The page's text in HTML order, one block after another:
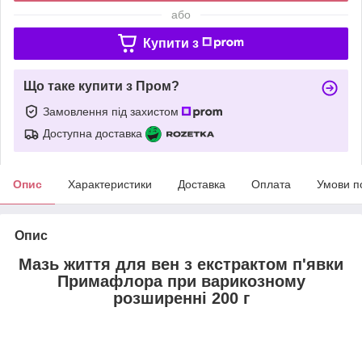
або
Купити з
Що таке купити з Пром?
Замовлення під захистом
Доступна доставка
Опис Характеристики Доставка Оплата Умови
Опис
Мазь життя для вен з екстрактом п'явки
Примафлора при варикозному
розширенні 200 г